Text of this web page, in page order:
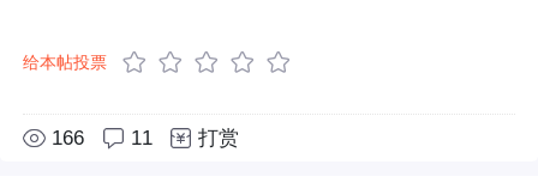
给本帖投票
166 11 打赏